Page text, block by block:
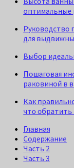
оптимальные
Руководство
для
Выбор
Пошаговая
раковиной в
Как
что обратить
Главная
Содержание
Часть 2
Часть 3